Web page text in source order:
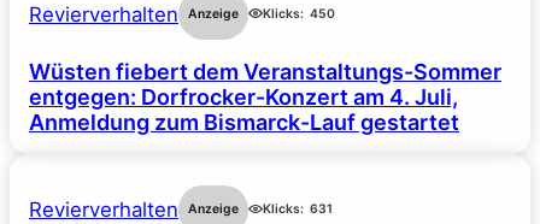
Revierverhalten Anzeige Klicks: 450
Wüsten fiebert dem Veranstaltungs-Sommer
entgegen: Dorfrocker-Konzert am 4. Juli,
Anmeldung zum Bismarck-Lauf gestartet
Revierverhalten Anzeige Klicks: 631